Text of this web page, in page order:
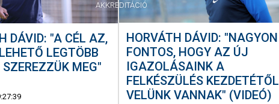
AKKREDITÁCIÓ
DÁVID: "A CÉL AZ,
LEGTÖBB
MEG"
HORVÁTH DÁVID: "NAGYON
FONTOS, HOGY AZ ÚJ
IGAZOLÁSAINK A
FELKÉSZÜLÉS KEZDETÉTŐL
VELÜNK VANNAK" (VIDEÓ)